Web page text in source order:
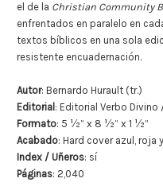
el de la Christian Community
enfrentados en paralelo en
textos bíblicos en una sola
resistente encuadernación.
Autor: Bernardo Hurault (tr.)
Editorial : Editorial Verbo Divino
Formato: 5 ½” x 8 ½” x 1 ½”
Acabado: Hard cover azul, roja
Index / Uñeros: sí
Páginas: 2,040